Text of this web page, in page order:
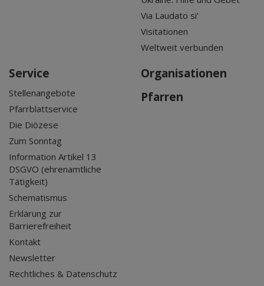
Via Laudato si'
Visitationen
Weltweit verbunden
Service
Stellenangebote
Pfarrblattservice
Die Diözese
Zum Sonntag
Information Artikel 13
DSGVO (ehrenamtliche
Tätigkeit)
Schematismus
Erklärung zur
Barrierefreiheit
Kontakt
Newsletter
Rechtliches & Datenschutz
Organisationen
Pfarren